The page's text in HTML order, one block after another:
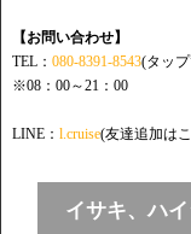
【お問い合わせ】
TEL： 080-8391-8543(タッ
※08：00～21：00
LINE： l.cruise(友達追加は
イサキ、ハ